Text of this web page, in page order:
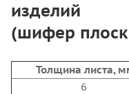
изделий
(шифер
Толщина листа,
6